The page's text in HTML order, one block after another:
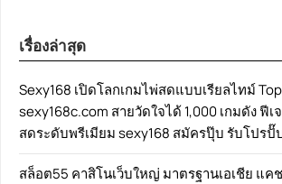
เรื่องล่าสุด
Sexy168 เปิดโลกเกมไพ่สดแบบเรียลไทม์
sexy168c.com สายวัดใจได้ 1,000 เกมดัง ฟี
สดระดับพรีเมียม sexy168 สมัครปุ๊บ รับโปรปั๊
สล็อต55 คาสิโนเว็บใหญ่ มาตรฐานเอเชีย แค